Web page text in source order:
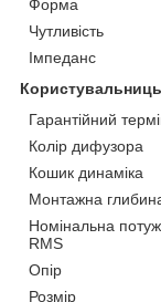
Форма
Чутливість
Імпеданс
Гарантійний
Колір дифузора
Кошик динаміка
Монтажна
Номінальна
RMS
Опір
Розмір